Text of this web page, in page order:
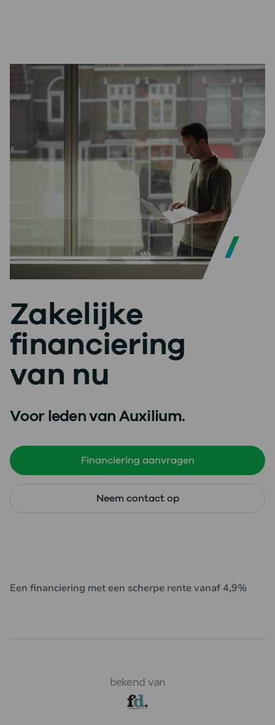
Zakelijke
financiering
van nu
Voor leden van Auxilium.
Financiering aanvragen
Neem contact op
Een financiering met een scherpe rente vanaf 4,9%
Een financiering met een scherpe rente vanaf 4,9%
bekend van